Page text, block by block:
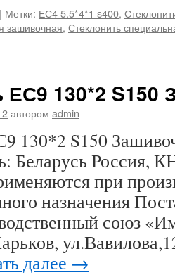
| Метки: ЕС4 5.5*4*1 s400,
зашивочная, Стеклонить
ЕС9 130*2 S150
автором admin
130*2 S150
Беларусь
при
назначения
союз
далее →